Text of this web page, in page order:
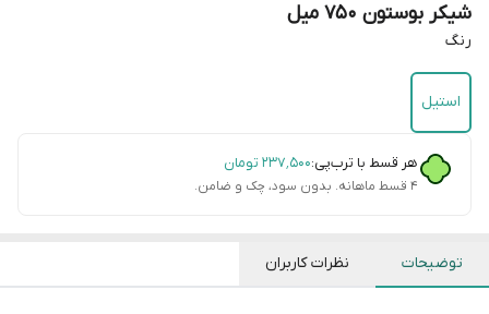
شیکر بوستون ۷۵۰ میل
رنگ
استیل
هر قسط با ترب‌پی:۲۳۷٬۵۰۰ تومان
۴ قسط ماهانه. بدون سود، چک و ضامن.
توضیحات نظرات کاربران